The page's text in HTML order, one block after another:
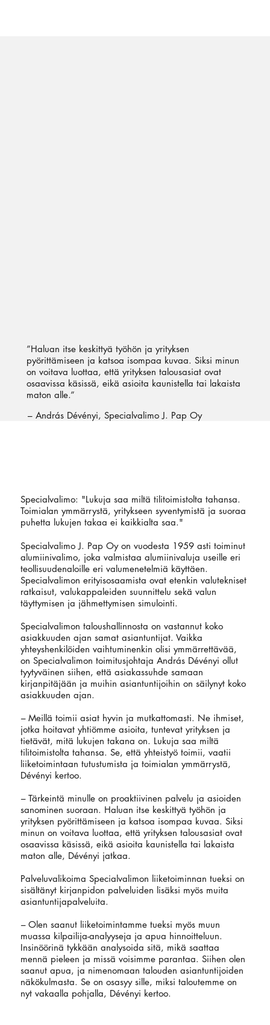
”Haluan itse keskittyä työhön ja yrityksen
pyörittämiseen ja katsoa isompaa kuvaa. Siksi minun
on voitava luottaa, että yrityksen talousasiat ovat
osaavissa käsissä, eikä asioita kaunistella tai lakaista
maton alle.”
– András Dévényi, Specialvalimo J. Pap Oy
Specialvalimo: "Lukuja saa miltä tilitoimistolta tahansa.
Toimialan ymmärrystä, yritykseen syventymistä ja suoraa
puhetta lukujen takaa ei kaikkialta saa."
Specialvalimo J. Pap Oy on vuodesta 1959 asti toiminut
alumiinivalimo, joka valmistaa alumiinivaluja useille eri
teollisuudenaloille eri valumenetelmiä käyttäen.
Specialvalimon erityisosaamista ovat etenkin valutekniset
ratkaisut, valukappaleiden suunnittelu sekä valun
täyttymisen ja jähmettymisen simulointi.
Specialvalimon taloushallinnosta on vastannut koko
asiakkuuden ajan samat asiantuntijat. Vaikka
yhteyshenkilöiden vaihtuminenkin olisi ymmärrettävää,
on Specialvalimon toimitusjohtaja András Dévényi ollut
tyytyväinen siihen, että asiakassuhde samaan
kirjanpitäjään ja muihin asiantuntijoihin on säilynyt koko
asiakkuuden ajan.
– Meillä toimii asiat hyvin ja mutkattomasti. Ne ihmiset,
jotka hoitavat yhtiömme asioita, tuntevat yrityksen ja
tietävät, mitä lukujen takana on. Lukuja saa miltä
tilitoimistolta tahansa. Se, että yhteistyö toimii, vaatii
liiketoimintaan tutustumista ja toimialan ymmärrystä,
Dévényi kertoo.
– Tärkeintä minulle on proaktiivinen palvelu ja asioiden
sanominen suoraan. Haluan itse keskittyä työhön ja
yrityksen pyörittämiseen ja katsoa isompaa kuvaa. Siksi
minun on voitava luottaa, että yrityksen talousasiat ovat
osaavissa käsissä, eikä asioita kaunistella tai lakaista
maton alle, Dévényi jatkaa.
Palveluvalikoima Specialvalimon liiketoiminnan tueksi on
sisältänyt kirjanpidon palveluiden lisäksi myös muita
asiantuntijapalveluita.
– Olen saanut liiketoimintamme tueksi myös muun
muassa kilpailija-analyyseja ja apua hinnoitteluun.
Insinöörinä tykkään analysoida sitä, mikä saattaa
mennä pieleen ja missä voisimme parantaa. Siihen olen
saanut apua, ja nimenomaan talouden asiantuntijoiden
näkökulmasta. Se on osasyy sille, miksi taloutemme on
nyt vakaalla pohjalla, Dévényi kertoo.